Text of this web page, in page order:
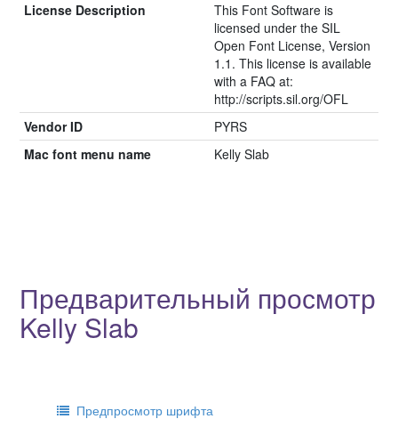
License Description
This Font Software is
licensed under the SIL
Open Font License, Version
1.1. This license is available
with a FAQ at:
http://scripts.sil.org/OFL
Vendor ID
PYRS
Mac font menu name
Kelly Slab
Предварительный просмотр
Kelly Slab
Предпросмотр шрифта